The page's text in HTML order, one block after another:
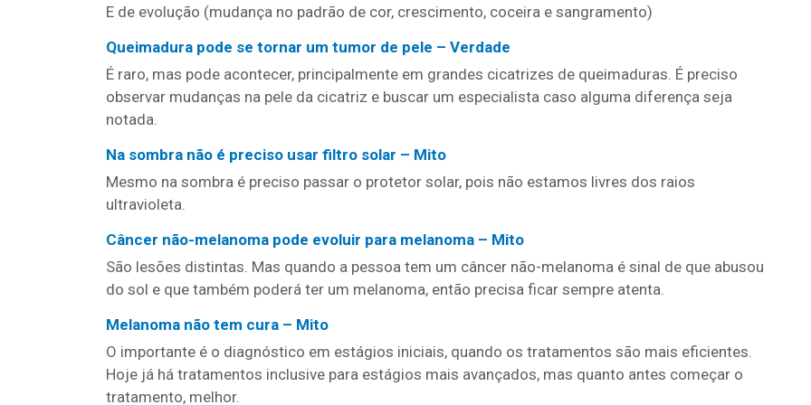
E de evolução (mudança no padrão de cor, crescimento, coceira e sangramento)
Queimadura pode se tornar um tumor de pele – Verdade
É raro, mas pode acontecer, principalmente em grandes cicatrizes de queimaduras. É preciso
observar mudanças na pele da cicatriz e buscar um especialista caso alguma diferença seja
notada.
Na sombra não é preciso usar filtro solar – Mito
Mesmo na sombra é preciso passar o protetor solar, pois não estamos livres dos raios
ultravioleta.
Câncer não-melanoma pode evoluir para melanoma – Mito
São lesões distintas. Mas quando a pessoa tem um câncer não-melanoma é sinal de que abusou
do sol e que também poderá ter um melanoma, então precisa ficar sempre atenta.
Melanoma não tem cura – Mito
O importante é o diagnóstico em estágios iniciais, quando os tratamentos são mais eficientes.
Hoje já há tratamentos inclusive para estágios mais avançados, mas quanto antes começar o
tratamento, melhor.